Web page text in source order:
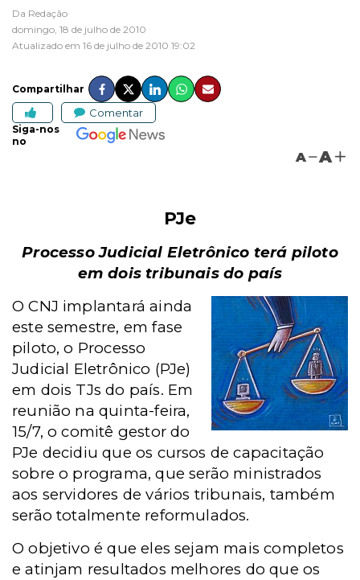
Da Redação
domingo, 18 de julho de 2010
Atualizado em 16 de julho de 2010 19:02
Compartilhar
Comentar
Siga-nos
no
A A
PJe
Processo Judicial Eletrônico terá piloto
em dois tribunais do país
O CNJ implantará ainda
este semestre, em fase
piloto, o Processo
Judicial Eletrônico (PJe)
em dois TJs do país. Em
reunião na quinta-feira,
15/7, o comitê gestor do
PJe decidiu que os cursos de capacitação
sobre o programa, que serão ministrados
aos servidores de vários tribunais, também
serão totalmente reformulados.
O objetivo é que eles sejam mais completos
e atinjam resultados melhores do que os